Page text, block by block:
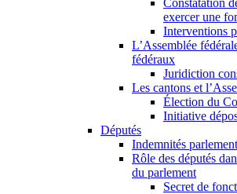
Constatation
exercer une
Interventions
L’Assemblée
fédéraux
Juridiction
Les cantons et
Élection du
Initiative
Députés
Indemnités
Rôle des députés
du parlement
Secret de